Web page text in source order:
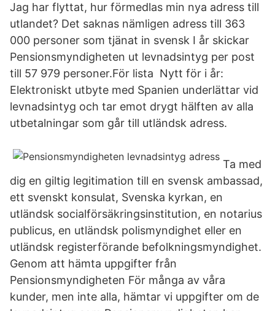
Jag har flyttat, hur förmedlas min nya adress till
utlandet? Det saknas nämligen adress till 363
000 personer som tjänat in svensk I år skickar
Pensionsmyndigheten ut levnadsintyg per post
till 57 979 personer.För lista Nytt för i år:
Elektroniskt utbyte med Spanien underlättar vid
levnadsintyg och tar emot drygt hälften av alla
utbetalningar som går till utländsk adress.
Ta med
dig en giltig legitimation till en svensk ambassad,
ett svenskt konsulat, Svenska kyrkan, en
utländsk socialförsäkringsinstitution, en notarius
publicus, en utländsk polismyndighet eller en
utländsk registerförande befolkningsmyndighet.
Genom att hämta uppgifter från
Pensionsmyndigheten För många av våra
kunder, men inte alla, hämtar vi uppgifter om de